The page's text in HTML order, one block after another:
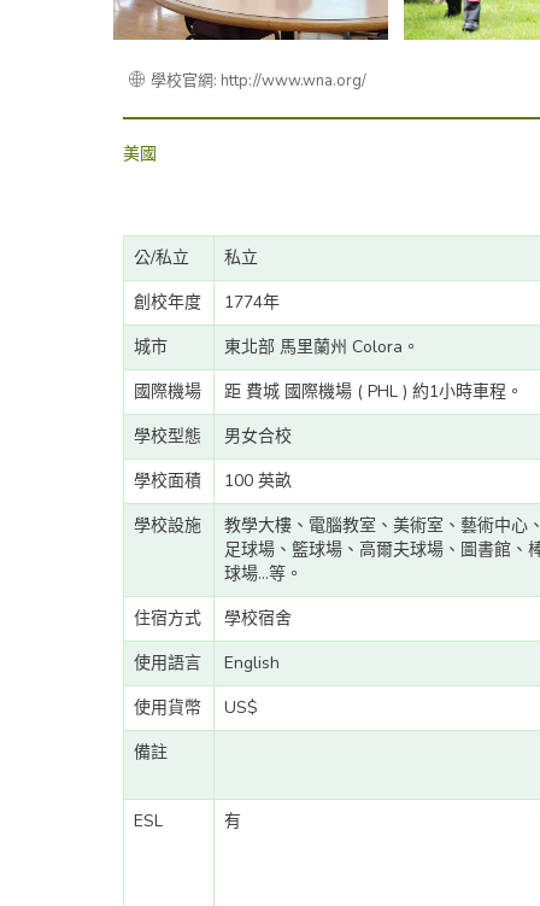
學校官網: http://www.wna.org/
美國
公/私立
私立
創校年度
1774年
城市
東北部 馬里蘭州 Colora。
國際機場
距 費城 國際機場 ( PHL ) 約1小時車程。
學校型態
男女合校
學校面積
100 英畝
學校設施
教學大樓、電腦教室、美術室、藝術中心
足球場、籃球場、高爾夫球場、圖書館、
球場...等。
住宿方式
學校宿舍
使用語言
English
使用貨幣
US$
備註
ESL 有